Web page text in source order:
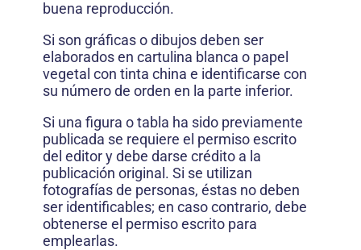
buena reproducción.
Si son gráficas o dibujos deben ser
elaborados en cartulina blanca o papel
vegetal con tinta china e identificarse con
su número de orden en la parte inferior.
Si una figura o tabla ha sido previamente
publicada se requiere el permiso escrito
del editor y debe darse crédito a la
publicación original. Si se utilizan
fotografías de personas, éstas no deben
ser identificables; en caso contrario, debe
obtenerse el permiso escrito para
emplearlas.